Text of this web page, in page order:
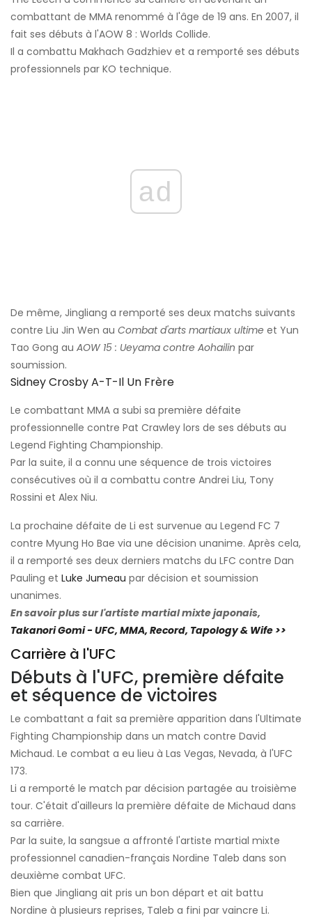
combattant de MMA renommé à l'âge de 19 ans. En 2007, il
fait ses débuts à l'AOW 8 : Worlds Collide.
Il a combattu Makhach Gadzhiev et a remporté ses débuts
professionnels par KO technique.
ad
De même, Jingliang a remporté ses deux matchs suivants
contre Liu Jin Wen au Combat d'arts martiaux ultime et Yun
Tao Gong au AOW 15 : Ueyama contre Aohailin par
soumission.
Sidney Crosby A-T-Il Un Frère
Le combattant MMA a subi sa première défaite
professionnelle contre Pat Crawley lors de ses débuts au
Legend Fighting Championship.
Par la suite, il a connu une séquence de trois victoires
consécutives où il a combattu contre Andrei Liu, Tony
Rossini et Alex Niu.
La prochaine défaite de Li est survenue au Legend FC 7
contre Myung Ho Bae via une décision unanime. Après cela,
il a remporté ses deux derniers matchs du LFC contre Dan
Pauling et Luke Jumeau par décision et soumission
unanimes.
En savoir plus sur l'artiste martial mixte japonais,
Takanori Gomi - UFC, MMA, Record, Tapology & Wife >>
Carrière à l'UFC
Débuts à l'UFC, première défaite
et séquence de victoires
Le combattant a fait sa première apparition dans l'Ultimate
Fighting Championship dans un match contre David
Michaud. Le combat a eu lieu à Las Vegas, Nevada, à l'UFC
173.
Li a remporté le match par décision partagée au troisième
tour. C'était d'ailleurs la première défaite de Michaud dans
sa carrière.
Par la suite, la sangsue a affronté l'artiste martial mixte
professionnel canadien-français Nordine Taleb dans son
deuxième combat UFC.
Bien que Jingliang ait pris un bon départ et ait battu
Nordine à plusieurs reprises, Taleb a fini par vaincre Li.